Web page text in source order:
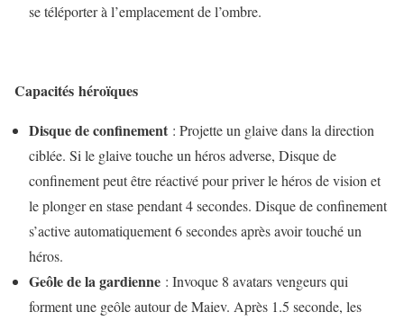
se téléporter à l’emplacement de l’ombre.
Capacités héroïques
Disque de confinement : Projette un glaive dans la direction
ciblée. Si le glaive touche un héros adverse, Disque de
confinement peut être réactivé pour priver le héros de vision et
le plonger en stase pendant 4 secondes. Disque de confinement
s’active automatiquement 6 secondes après avoir touché un
héros.
Geôle de la gardienne : Invoque 8 avatars vengeurs qui
forment une geôle autour de Maiev. Après 1.5 seconde, les